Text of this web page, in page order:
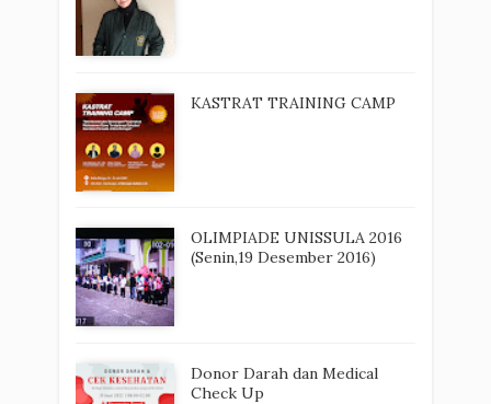
KASTRAT TRAINING CAMP
OLIMPIADE UNISSULA 2016
(Senin,19 Desember 2016)
Donor Darah dan Medical
Check Up